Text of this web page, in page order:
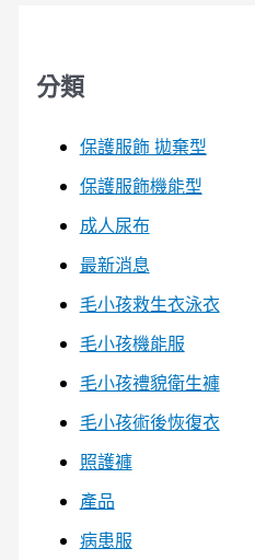
分類
保護服飾 拋棄型
保護服飾機能型
成人尿布
最新消息
毛小孩救生衣泳衣
毛小孩機能服
毛小孩禮貌衛生褲
毛小孩術後恢復衣
照護褲
產品
病患服